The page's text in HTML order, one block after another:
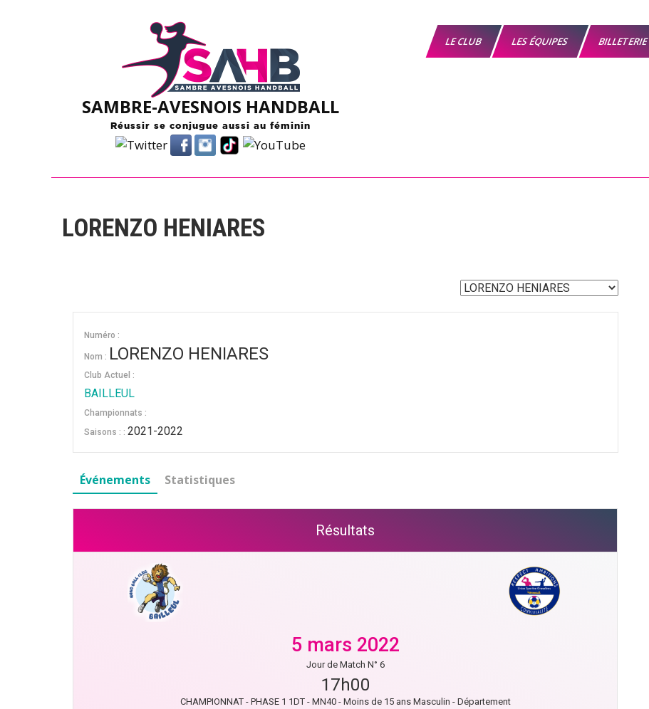
SAMBRE-AVESNOIS HANDBALL
Réussir se conjugue aussi au féminin
LE CLUB LES ÉQUIPES BILLETERIE
LORENZO HENIARES
Numéro :
Nom : LORENZO HENIARES
Club Actuel :
BAILLEUL
Championnats :
Saisons : : 2021-2022
Événements Statistiques
Résultats
5 mars 2022
Jour de Match N° 6
17h00
CHAMPIONNAT - PHASE 1 1DT - MN40 - Moins de 15 ans Masculin - Département